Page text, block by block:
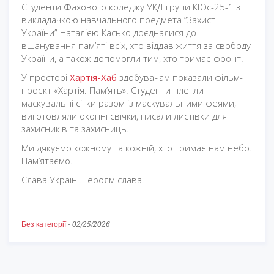
Студенти Фахового коледжу УКД групи КЮс-25-1 з
викладачкою навчального предмета “Захист
України” Наталією Касько доєдналися до
вшанування пам’яті всіх, хто віддав життя за свободу
України, а також допомогли тим, хто тримає фронт.
У просторі Хартія-Хаб здобувачам показали фільм-
проєкт «Хартія. Пам’ять». Студенти плетли
маскувальні сітки разом із маскувальними феями,
виготовляли окопні свічки, писали листівки для
захисників та захисниць.
Ми дякуємо кожному та кожній, хто тримає нам небо.
Пам’ятаємо.
Слава Україні! Героям слава!
Без категорії- 02/25/2026